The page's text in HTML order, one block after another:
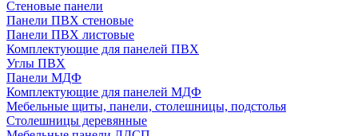
Стеновые панели
Панели ПВХ стеновые
Панели ПВХ листовые
Комплектующие для панелей ПВХ
Углы ПВХ
Панели МДФ
Комплектующие для панелей МДФ
Мебельные щиты, панели, столешницы, подстолья
Столешницы деревянные